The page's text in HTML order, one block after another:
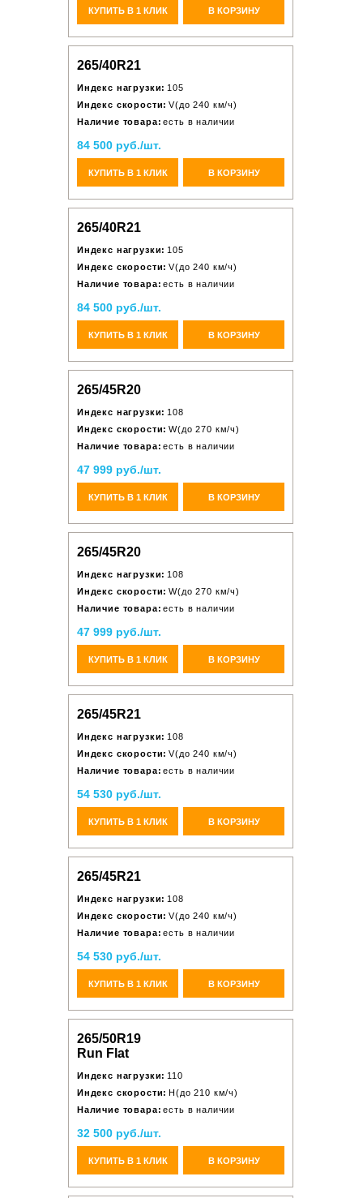
КУПИТЬ В 1 КЛИК В КОРЗИНУ
265/40R21
Индекс нагрузки: 105
Индекс скорости: V(до 240 км/ч)
Наличие товара: есть в наличии
84 500 руб./шт.
КУПИТЬ В 1 КЛИК В КОРЗИНУ
265/40R21
Индекс нагрузки: 105
Индекс скорости: V(до 240 км/ч)
Наличие товара: есть в наличии
84 500 руб./шт.
КУПИТЬ В 1 КЛИК В КОРЗИНУ
265/45R20
Индекс нагрузки: 108
Индекс скорости: W(до 270 км/ч)
Наличие товара: есть в наличии
47 999 руб./шт.
КУПИТЬ В 1 КЛИК В КОРЗИНУ
265/45R20
Индекс нагрузки: 108
Индекс скорости: W(до 270 км/ч)
Наличие товара: есть в наличии
47 999 руб./шт.
КУПИТЬ В 1 КЛИК В КОРЗИНУ
265/45R21
Индекс нагрузки: 108
Индекс скорости: V(до 240 км/ч)
Наличие товара: есть в наличии
54 530 руб./шт.
КУПИТЬ В 1 КЛИК В КОРЗИНУ
265/45R21
Индекс нагрузки: 108
Индекс скорости: V(до 240 км/ч)
Наличие товара: есть в наличии
54 530 руб./шт.
КУПИТЬ В 1 КЛИК В КОРЗИНУ
265/50R19
Run Flat
Индекс нагрузки: 110
Индекс скорости: H(до 210 км/ч)
Наличие товара: есть в наличии
32 500 руб./шт.
КУПИТЬ В 1 КЛИК В КОРЗИНУ